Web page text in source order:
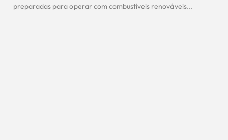
preparadas para operar com combustíveis renováveis...